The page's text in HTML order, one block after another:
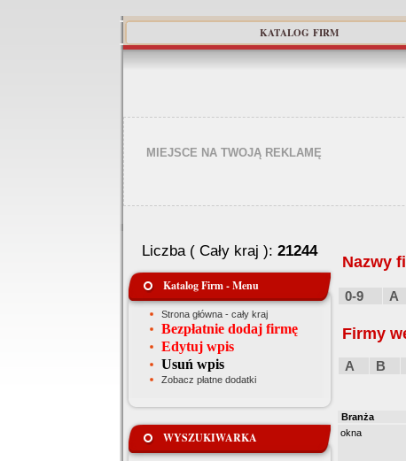
KATALOG FIRM
MIEJSCE NA TWOJĄ REKLAMĘ
Liczba ( Cały kraj ): 21244
Katalog Firm - Menu
Strona główna - cały kraj
Bezpłatnie dodaj firmę
Edytuj wpis
Usuń wpis
Zobacz płatne dodatki
WYSZUKIWARKA
Nazwy
0-9 A
Firmy
A B
Branża
okna